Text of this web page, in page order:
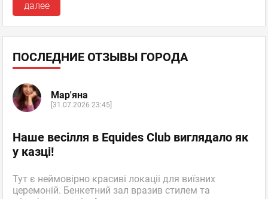
далее
ПОСЛЕДНИЕ ОТЗЫВЫ ГОРОДА
Мар'яна
[31.07.2026 23:45]
Наше весілля в Equides Club виглядало як
у казці!
Тут є неймовірно красиві локаціі для виїзних
церемоній. Бенкетний зал вразив стилем та